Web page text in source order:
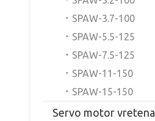
SPAW-3.7-100
SPAW-5.5-125
SPAW-7.5-125
SPAW-11-150
SPAW-15-150
Servo motor vretena